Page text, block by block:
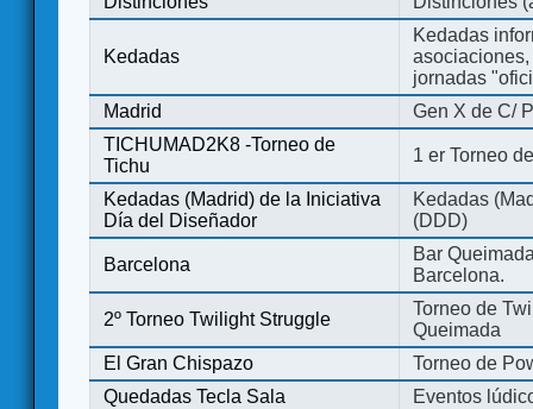
Kedadas
Kedadas
jornadas
Madrid
Gen X de C/
TICHUMAD2K8 -Torneo de
Tichu
1 er Torneo
Kedadas (Madrid) de la Iniciativa
Día del Diseñador
Kedadas
(DDD)
Barcelona
Bar
Barcelona.
2º Torneo Twilight Struggle
Torneo de
Queimada
El Gran Chispazo
Torneo de
Quedadas Tecla Sala
Eventos